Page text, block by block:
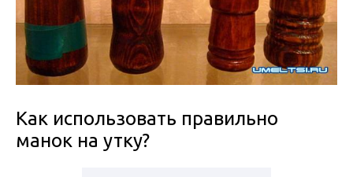
Как использовать правильно
манок на утку?